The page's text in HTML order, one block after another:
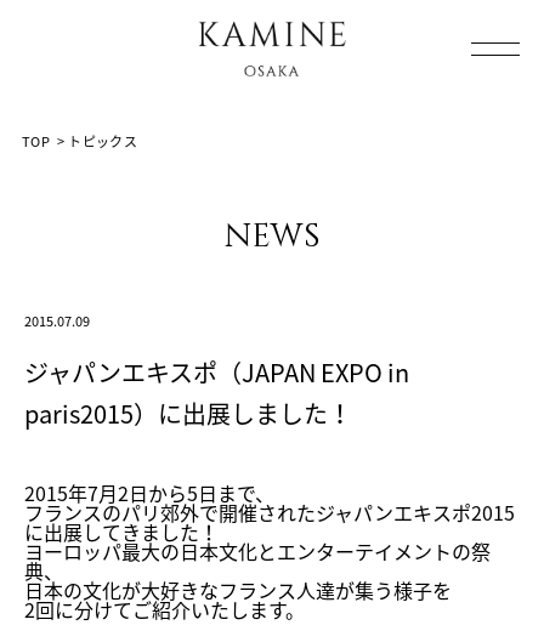
TOP > トピックス
news
2015.07.09
ジャパンエキスポ（JAPAN EXPO in
paris2015）に出展しました！
2015年7月2日から5日まで、
フランスのパリ郊外で開催されたジャパンエキスポ2015
に出展してきました！
ヨーロッパ最大の日本文化とエンターテイメントの祭
典、
日本の文化が大好きなフランス人達が集う様子を
2回に分けてご紹介いたします。